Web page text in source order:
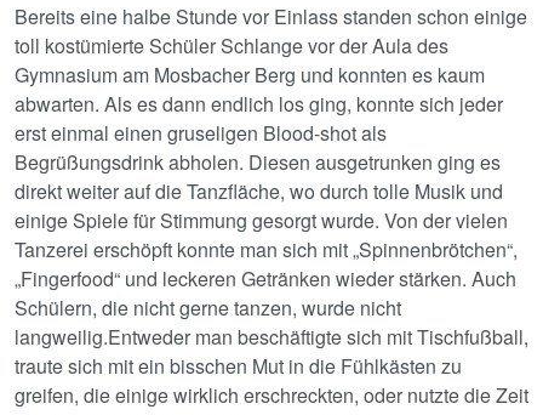
Bereits eine halbe Stunde vor Einlass standen schon einige
toll kostümierte Schüler Schlange vor der Aula des
Gymnasium am Mosbacher Berg und konnten es kaum
abwarten. Als es dann endlich los ging, konnte sich jeder
erst einmal einen gruseligen Blood-shot als
Begrüßungsdrink abholen. Diesen ausgetrunken ging es
direkt weiter auf die Tanzfläche, wo durch tolle Musik und
einige Spiele für Stimmung gesorgt wurde. Von der vielen
Tanzerei erschöpft konnte man sich mit „Spinnenbrötchen“,
„Fingerfood“ und leckeren Getränken wieder stärken. Auch
Schülern, die nicht gerne tanzen, wurde nicht
langweilig.Entweder man beschäftigte sich mit Tischfußball,
traute sich mit ein bisschen Mut in die Fühlkästen zu
greifen, die einige wirklich erschreckten, oder nutzte die Zeit